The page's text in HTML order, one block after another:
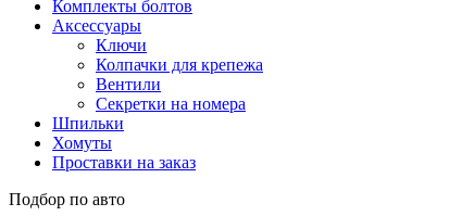
Комплекты болтов
Аксессуары
Ключи
Колпачки для крепежа
Вентили
Секретки на номера
Шпильки
Хомуты
Проставки на заказ
Подбор по авто